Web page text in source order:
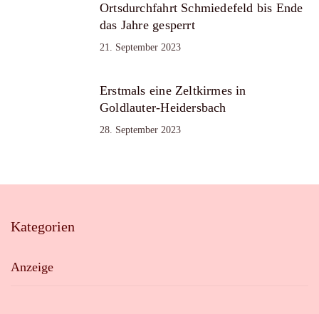
Ortsdurchfahrt Schmiedefeld bis Ende
das Jahre gesperrt
21. September 2023
Erstmals eine Zeltkirmes in
Goldlauter-Heidersbach
28. September 2023
Kategorien
Anzeige